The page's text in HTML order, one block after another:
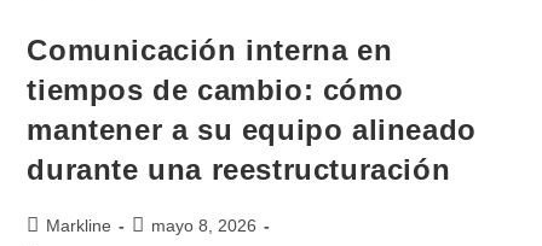
Comunicación interna en
tiempos de cambio: cómo
mantener a su equipo alineado
durante una reestructuración
Markline
mayo 8, 2026